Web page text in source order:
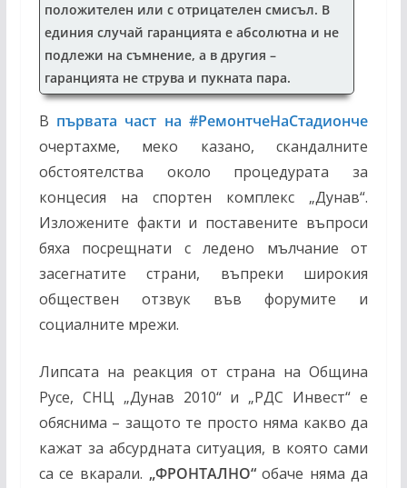
положителен или с отрицателен смисъл. В
единия случай гаранцията е абсолютна и не
подлежи на съмнение, а в другия –
гаранцията не струва и пукната пара.
В първата част на #РемонтчеНаСтадионче
очертахме, меко казано, скандалните
обстоятелства около процедурата за
концесия на спортен комплекс „Дунав“.
Изложените факти и поставените въпроси
бяха посрещнати с ледено мълчание от
засегнатите страни, въпреки широкия
обществен отзвук във форумите и
социалните мрежи.
Липсата на реакция от страна на Община
Русе, СНЦ „Дунав 2010“ и „РДС Инвест“ е
обяснима – защото те просто няма какво да
кажат за абсурдната ситуация, в която сами
са се вкарали. „ФРОНТАЛНО“обаче няма да